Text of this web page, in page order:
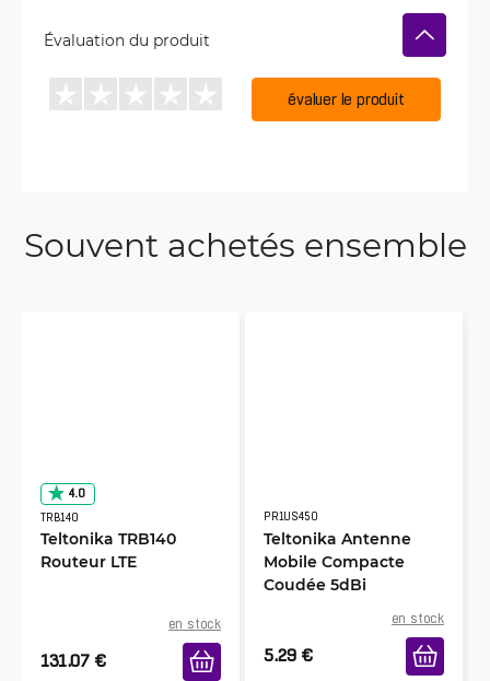
Évaluation du produit
évaluer le produit
Souvent achetés ensemble
4.0
TRB140
Teltonika TRB140
Routeur LTE
en stock
131.07 €
PR1US450
Teltonika Antenne
Mobile Compacte
Coudée 5dBi
en stock
5.29 €